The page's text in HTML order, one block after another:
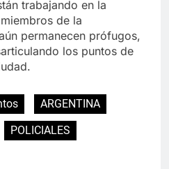
trabajando en la
de la
permanecen prófugos,
los puntos de
ARGENTINA
POLICIALES